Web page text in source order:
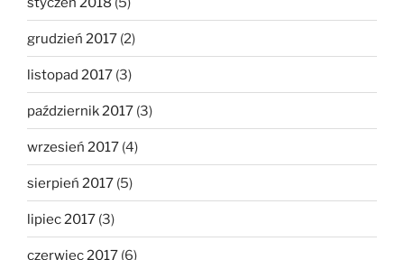
grudzień 2017 (2)
listopad 2017 (3)
październik 2017 (3)
wrzesień 2017 (4)
sierpień 2017 (5)
lipiec 2017 (3)
czerwiec 2017 (6)